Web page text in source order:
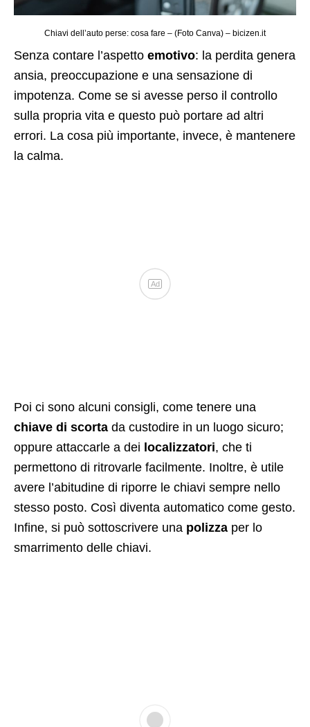
Chiavi dell’auto perse: cosa fare – (Foto Canva) – bicizen.it
Senza contare l’aspetto emotivo: la perdita genera
ansia, preoccupazione e una sensazione di
impotenza. Come se si avesse perso il controllo
sulla propria vita e questo può portare ad altri
errori. La cosa più importante, invece, è mantenere
la calma.
Ad
Poi ci sono alcuni consigli, come tenere una
chiave di scorta da custodire in un luogo sicuro;
oppure attaccarle a dei localizzatori, che ti
permettono di ritrovarle facilmente. Inoltre, è utile
avere l’abitudine di riporre le chiavi sempre nello
stesso posto. Così diventa automatico come gesto.
Infine, si può sottoscrivere una polizza per lo
smarrimento delle chiavi.